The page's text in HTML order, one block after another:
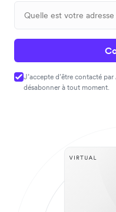
J’accepte d’être contacté
désabonner à tout moment.